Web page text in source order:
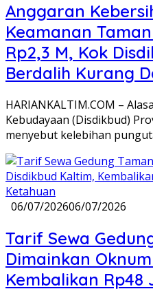
Anggaran
Keamanan
Rp2,3 M, Kok
Berdalih Kurang
HARIANKALTIM.COM –
Kebudayaan (Disdikbud)
menyebut kelebihan
06/07/202606/07/2026
Tarif Sewa
Dimainkan
Kembalikan Rp48